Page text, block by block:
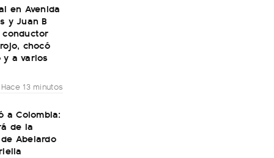
en Avenida
y Juan B
chocó
a varios
Hace 13 minutos
a Colombia:
de la
Abelardo